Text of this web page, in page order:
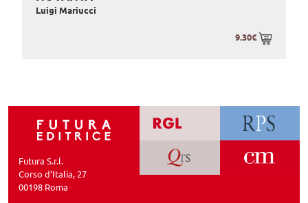
Luigi Mariucci
9.30€
Futura S.r.l.
Corso d’Italia, 27
00198 Roma